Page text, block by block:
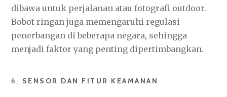
dibawa untuk perjalanan atau fotografi outdoor.
Bobot ringan juga memengaruhi regulasi
penerbangan di beberapa negara, sehingga
menjadi faktor yang penting dipertimbangkan.
6. SENSOR DAN FITUR KEAMANAN